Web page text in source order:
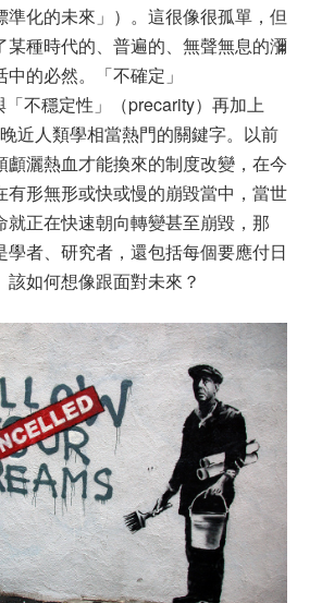
準化的未來」）。這很像很孤單，但
某種時代的、普遍的、無聲無息的瀰
的必然。「不確定」
「不穩定性」（precarity）再加上
近人類學相當熱門的關鍵字。以前
顱灑熱血才能換來的制度改變，在今
有形無形或快或慢的崩毀當中，當世
就正在快速朝向轉變甚至崩毀，那
學者、研究者，還包括每個要應付日
如何想像跟面對未來？